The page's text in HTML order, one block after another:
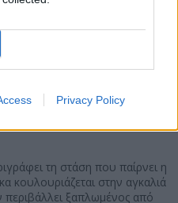
Privacy Policy
τη στάση που παίρνει η
κουλουριάζεται στην αγκαλιά
ξαπλωμένος από